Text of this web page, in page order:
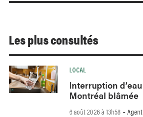
Les plus consultés
LOCAL
Interruption
Montréal blâmée
6 août 2026 à 13h58 -